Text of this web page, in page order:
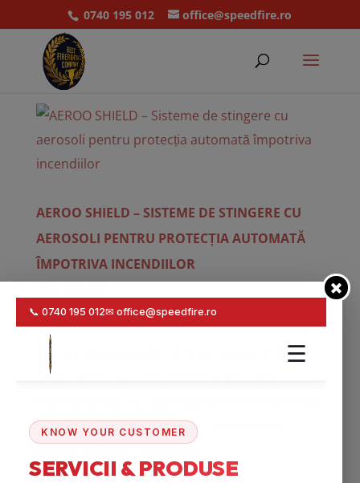
0740 195 012 office@speedfire.ro
AEROO SHIELD – SISTEME DE STINGERE CU
AEROSOLI PENTRU PROTECȚIA AUTOMATĂ
ÎMPOTRIVA INCENDIILOR
Un incendiu poate izbucni oricând și oriunde –
într-un tablou electric, într-un server, într-un
spațiu tehnic sau chiar într-o autorulotă.
în spații mici și, dacă nu sunt oprite rapid, se